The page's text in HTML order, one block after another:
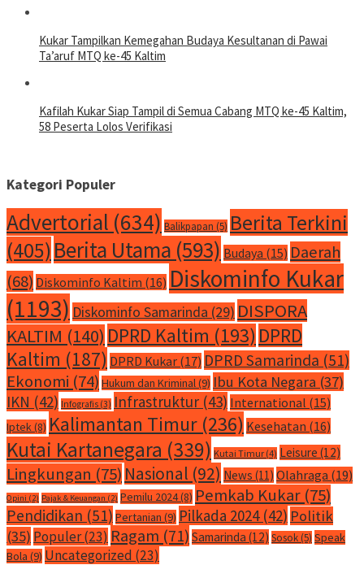
Kukar Tampilkan Kemegahan Budaya Kesultanan di Pawai
Ta’aruf MTQ ke-45 Kaltim
Kafilah Kukar Siap Tampil di Semua Cabang MTQ ke-45 Kaltim,
58 Peserta Lolos Verifikasi
Kategori Populer
Advertorial (634) Balikpapan (5) Berita Terkini
(405)Berita Utama (593) Budaya (15) Daerah
(68) Diskominfo Kaltim (16) Diskominfo Kukar
(1193) Diskominfo Samarinda (29) DISPORA
KALTIM (140) DPRD Kaltim (193) DPRD
Kaltim (187) DPRD Kukar (17) DPRD Samarinda (51)
Ekonomi (74) Hukum dan Kriminal(9) Ibu Kota Negara (37)
IKN (42) Infografis (3) Infrastruktur (43) International (15)
Iptek(8) Kalimantan Timur (236) Kesehatan (16)
Kutai Kartanegara (339) Kutai Timur (4) Leisure (12)
Lingkungan (75) Nasional (92) News (11) Olahraga (19)
Opini (2) Pajak & Keuangan (2) Pemilu 2024(8) Pemkab Kukar (75)
Pendidikan (51) Pertanian (9) Pilkada 2024(42) Politik
(35) Populer(23) Ragam (71) Samarinda (12) Sosok(5) Speak
Bola (9) Uncategorized (23)